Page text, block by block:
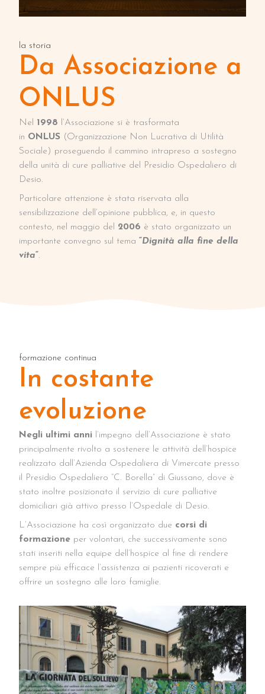
la storia
Da Associazione a
ONLUS
Nel 1998 l’Associazione si è trasformata
in ONLUS (Organizzazione Non Lucrativa di Utilità
Sociale) proseguendo il cammino intrapreso a sostegno
della unità di cure palliative del Presidio Ospedaliero di
Desio.
Particolare attenzione è stata riservata alla
sensibilizzazione dell’opinione pubblica, e, in questo
contesto, nel maggio del 2006 è stato organizzato un
importante convegno sul tema“Dignità alla fine della
vita“.
formazione continua
In costante
evoluzione
Negli ultimi anni l’impegno dell’Associazione è stato
principalmente rivolto a sostenere le attività dell’hospice
realizzato dall’Azienda Ospedaliera di Vimercate presso
il Presidio Ospedaliero “C. Borella” di Giussano, dove è
stato inoltre posizionato il servizio di cure palliative
domiciliari già attivo presso l’Ospedale di Desio.
L’Associazione ha così organizzato due corsi di
formazione per volontari, che successivamente sono
stati inseriti nella equipe dell’hospice al fine di rendere
sempre più efficace l’assistenza ai pazienti ricoverati e
offrire un sostegno alle loro famiglie.